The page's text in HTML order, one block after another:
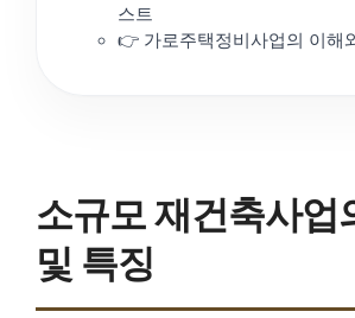
스트
👉 가로주택정비사업의 이해
소규모 재건축사업
및 특징